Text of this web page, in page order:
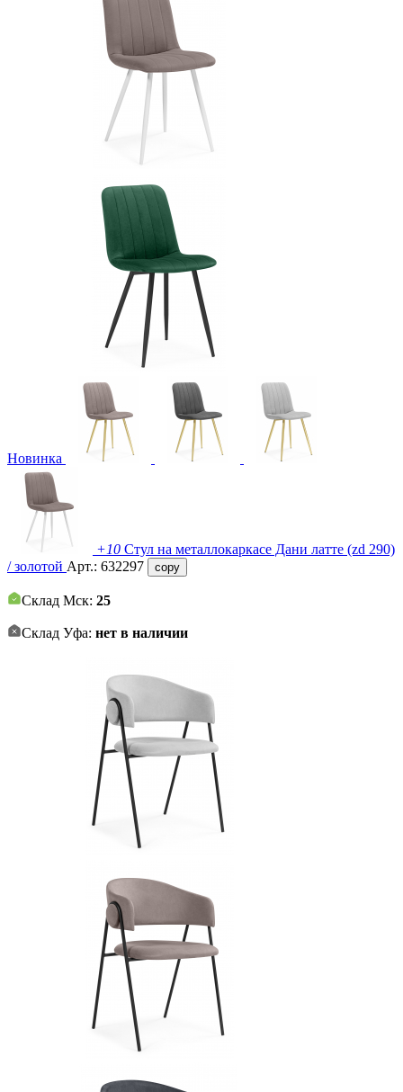
Новинка
+10 Стул на металлокаркасе Дани латте (zd 290)
/ золотой Арт.: 632297 copy
Склад Мск: 25
Склад Уфа: нет в наличии